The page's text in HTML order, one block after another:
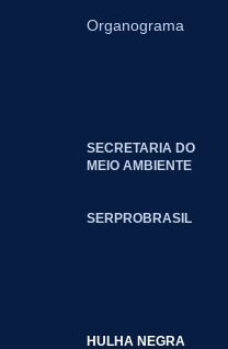
Organograma
SECRETARIA DO
MEIO AMBIENTE
SERPROBRASIL
HULHA NEGRA